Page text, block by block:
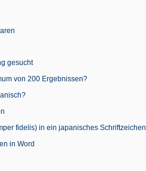
gesucht
von 200 Ergebnissen?
fidelis) in ein japanisches Schriftzeichen
in Word